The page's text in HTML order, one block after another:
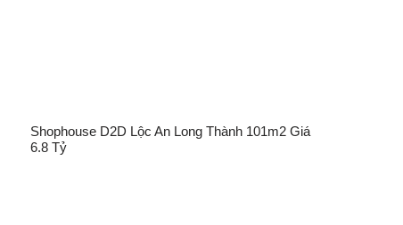
Shophouse D2D Lộc An Long Thành 101m2 Giá
6.8 Tỷ